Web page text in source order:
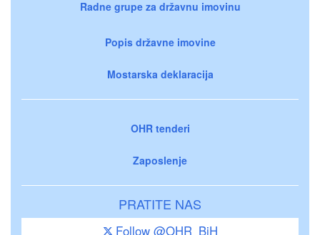
Radne grupe za državnu imovinu
Popis državne imovine
Mostarska deklaracija
OHR tenderi
Zaposlenje
PRATITE NAS
Follow @OHR_BiH